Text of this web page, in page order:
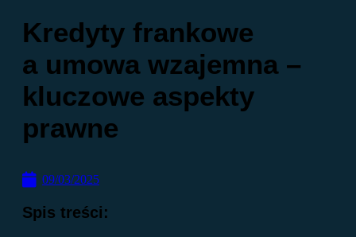
Kredyty frankowe
a umowa wzajemna –
kluczowe aspekty
prawne
09/03/2025
Spis treści: